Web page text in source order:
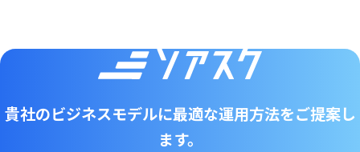
貴社のビジネスモデルに最適な運用方法をご提案し
ます。